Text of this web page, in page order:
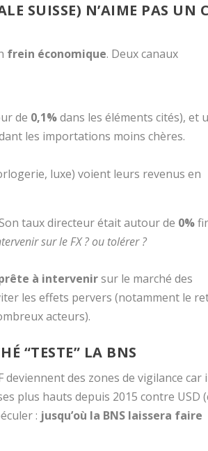
SUISSE) N’AIME PAS UN
frein économique. Deux canaux
de 0,1%dans les éléments cités), et
les importations moins chères.
luxe) voient leurs revenus en
taux directeur était autour de 0%
sur le FX ? ou tolérer ?
à intervenirsur le marché des
les effets pervers (notamment le
acteurs).
“TESTE” LA BNS
deviennent des zones de vigilance car
plus hauts depuis 2015 contre USD
: jusqu’où la BNS laissera faire